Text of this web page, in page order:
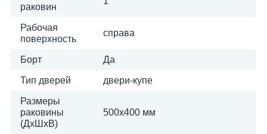
раковин
Рабочая
поверхность
справа
Борт Да
Тип дверей двери-купе
Размеры
раковины
(ДхШхВ)
500х400 мм